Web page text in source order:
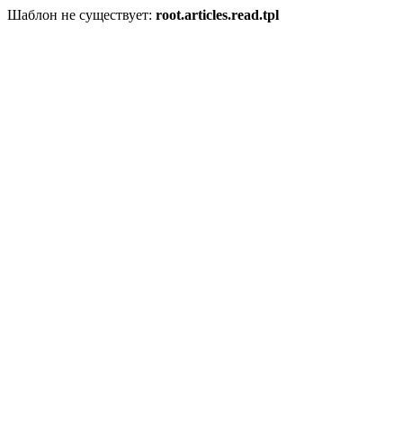
Шаблон не существует: root.articles.read.tpl